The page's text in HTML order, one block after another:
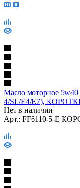
Масло моторное
4/SL/E4/E7),
Нет в наличии
Арт.: FF6110-5-E